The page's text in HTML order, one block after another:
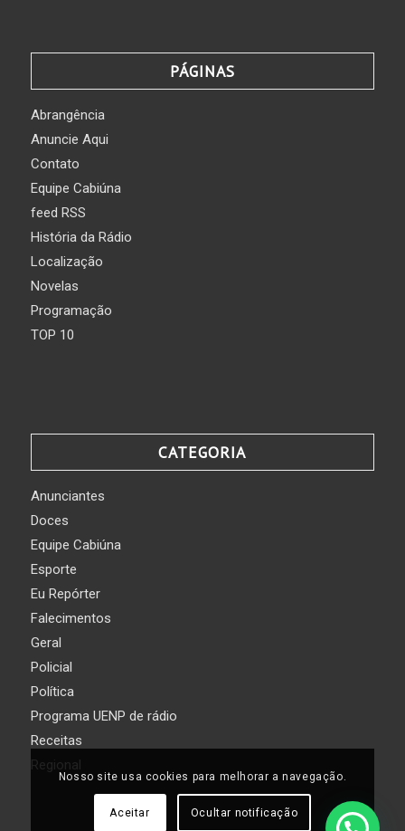
PÁGINAS
Abrangência
Anuncie Aqui
Contato
Equipe Cabiúna
feed RSS
História da Rádio
Localização
Novelas
Programação
TOP 10
CATEGORIA
Anunciantes
Doces
Equipe Cabiúna
Esporte
Eu Repórter
Falecimentos
Geral
Policial
Política
Programa UENP de rádio
Receitas
Regional
Nosso site usa cookies para melhorar a navegação.
Aceitar Ocultar notificação